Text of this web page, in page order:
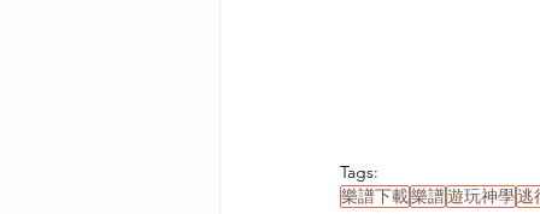
Tags:
樂譜下載樂譜遊玩神學逃